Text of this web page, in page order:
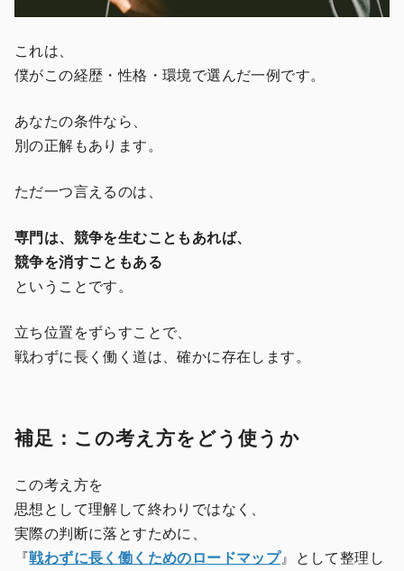
これは、
僕がこの経歴・性格・環境で選んだ一例です。
あなたの条件なら、
別の正解もあります。
ただ一つ言えるのは、
専門は、競争を生むこともあれば、
競争を消すこともある
ということです。
立ち位置をずらすことで、
戦わずに長く働く道は、確かに存在します。
補足：この考え方をどう使うか
この考え方を
思想として理解して終わりではなく、
実際の判断に落とすために、
『戦わずに長く働くためのロードマップ』として整理し